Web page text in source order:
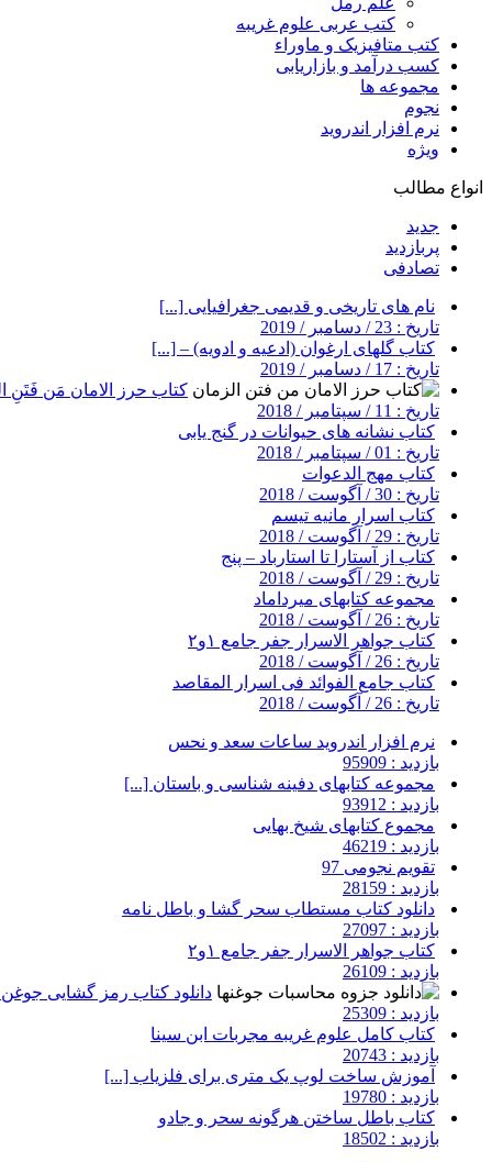
کتب عربی علوم غریبه
کتب متافیزیک و ماوراء
کسب درآمد و بازاریابی
مجموعه ها
نجوم
نرم افزار اندروید
ویژه
انواع مطالب
جدید
پربازدید
تصادفی
نام های تاریخی و قدیمی جغرافیایی [...]
تاریخ : 23 / دسامبر / 2019
کتاب گلهای ارغوان (ادعیه و ادویه) – [...]
تاریخ : 17 / دسامبر / 2019
کتاب حرز الامان مَن فَتَنِ
تاریخ : 11 / سپتامبر / 2018
کتاب نشانه های حیوانات در گنج یابی
تاریخ : 01 / سپتامبر / 2018
کتاب مهج الدعوات
تاریخ : 30 / آگوست / 2018
کتاب اسرار مانیه تیسم
تاریخ : 29 / آگوست / 2018
کتاب از آستارا تا استارباد – پنج
تاریخ : 29 / آگوست / 2018
مجموعه کتابهای میرداماد
تاریخ : 26 / آگوست / 2018
کتاب جواهر الاسرار جفر جامع ۱و۲
تاریخ : 26 / آگوست / 2018
کتاب جامع الفوائد فی اسرار المقاصد
تاریخ : 26 / آگوست / 2018
نرم افزار اندروید ساعات سعد و نحس
بازدید : 95909
مجموعه کتابهای دفینه شناسی و باستان [...]
بازدید : 93912
مجموع کتابهای شیخ بهایی
بازدید : 46219
تقویم نجومی 97
بازدید : 28159
دانلود کتاب مستطاب سحر گشا و باطل نامه
بازدید : 27097
کتاب جواهر الاسرار جفر جامع ۱و۲
بازدید : 26109
دانلود کتاب رمز گشایی
بازدید : 25309
کتاب کامل علوم غریبه مجربات ابن سینا
بازدید : 20743
آموزش ساخت لوپ یک متری برای فلزیاب [...]
بازدید : 19780
کتاب باطل ساختن هرگونه سحر و جادو
بازدید : 18502